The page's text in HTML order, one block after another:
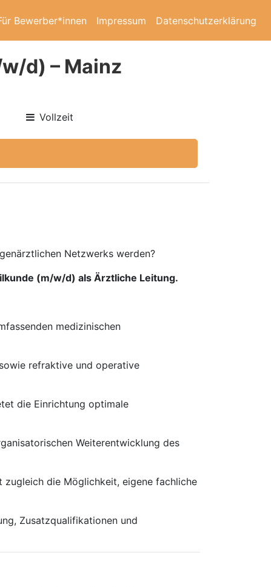
Bewerber*innen Impressum Datenschutzerklärung
d) – Mainz
Vollzeit
Netzwerks werden?
(m/w/d) als Ärztliche Leitung.
medizinischen
refraktive und operative
die Einrichtung optimale
Weiterentwicklung des
die Möglichkeit, eigene fachliche
Zusatzqualifikationen und